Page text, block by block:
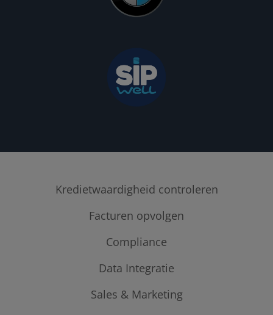
Kredietwaardigheid controleren
credit checks & kredietrapporten
Internationale kredietrapporten
Facturen opvolgen
Ledger Credit Management
Betalingsgedrag klanten
Compliance
Compliance: UBO, PEP's & sancties
Data Integratie
Creditsafe API
Sales & Marketing